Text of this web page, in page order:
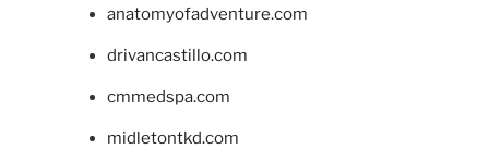
anatomyofadventure.com
drivancastillo.com
cmmedspa.com
midletontkd.com